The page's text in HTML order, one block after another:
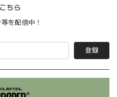
ちら
を配信中！
登録